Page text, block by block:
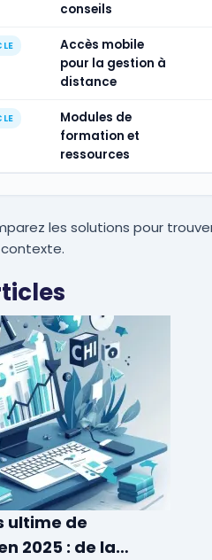
conseils
Accès mobile
pour la gestion à
distance
Modules de
formation et
ressources
les solutions pour
ultime de
2025 : de la